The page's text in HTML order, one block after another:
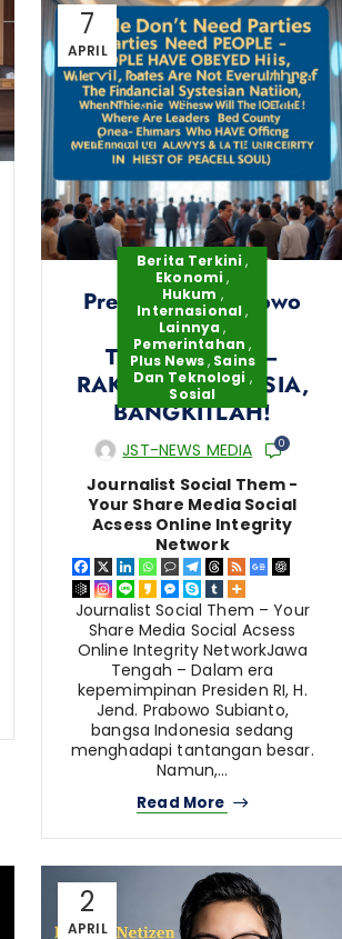
7
APRIL
Berita Terkini ,
Ekonomi ,
Hukum ,
Internasional ,
Lainnya ,
Pemerintahan ,
Plus News, Sains
Dan Teknologi ,
Sosial
Presiden RI Prabowo
Subianto;
TEGASKAN!!! –
RAKYAT INDONESIA,
BANGKITLAH!
JST-NEWS MEDIA 0
Journalist Social Them -
Your Share Media Social
Acsess Online Integrity
Network
Journalist Social Them – Your
Share Media Social Acsess
Online Integrity NetworkJawa
Tengah – Dalam era
kepemimpinan Presiden RI, H.
Jend. Prabowo Subianto,
bangsa Indonesia sedang
menghadapi tantangan besar.
Namun,…
Read More
2
APRIL